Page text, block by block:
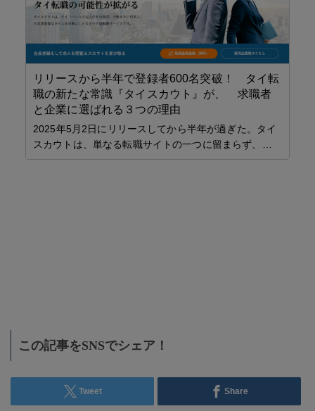
リリースから半年で登録者600名突破！ タイ転
職の新たな常識『タイスカウト』が、 求職者
と企業に選ばれる３つの理由
2025年5月2日にリリースしてから半年が過ぎた。タイ
スカウトは、単なる転職サイトの一つに留まらず、…
この記事をSNSでシェア！
Tweet Share